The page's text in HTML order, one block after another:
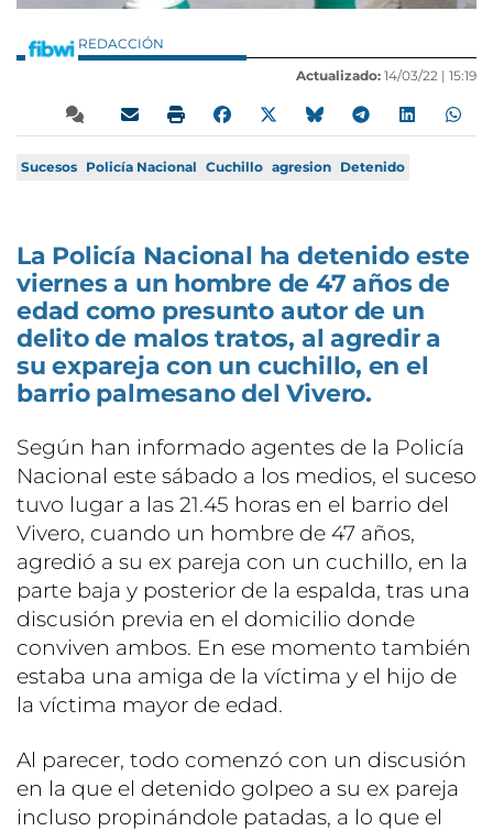
REDACCIÓN
Actualizado: 14/03/22 | 15:19
Sucesos Policía Nacional Cuchillo agresion Detenido
La Policía Nacional ha detenido este
viernes a un hombre de 47 años de
edad como presunto autor de un
delito de malos tratos, al agredir a
su expareja con un cuchillo, en el
barrio palmesano del Vivero.
Según han informado agentes de la Policía
Nacional este sábado a los medios, el suceso
tuvo lugar a las 21.45 horas en el barrio del
Vivero, cuando un hombre de 47 años,
agredió a su ex pareja con un cuchillo, en la
parte baja y posterior de la espalda, tras una
discusión previa en el domicilio donde
conviven ambos. En ese momento también
estaba una amiga de la víctima y el hijo de
la víctima mayor de edad.
Al parecer, todo comenzó con un discusión
en la que el detenido golpeo a su ex pareja
incluso propinándole patadas, a lo que el